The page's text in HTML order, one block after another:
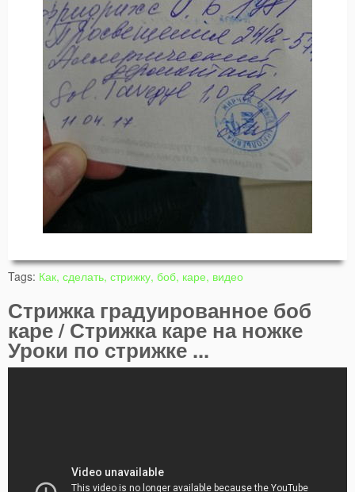
Tags: Как, сделать, стрижку, боб, каре, видео
Стрижка градуированное боб
каре / Стрижка каре на ножке
Уроки по стрижке ...